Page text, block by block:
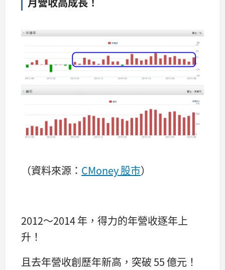
（資料來源： CMoney 股市）
2012～2014 年，得力的年營收逐年上
升！
且去年營收創歷年新高，突破 55 億元！